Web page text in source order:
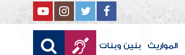
المواريث بنين وبنات